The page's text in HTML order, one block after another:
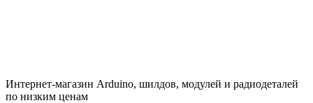
Интернет-магазин Arduino, шилдов, модулей и радиодеталей
по низким ценам